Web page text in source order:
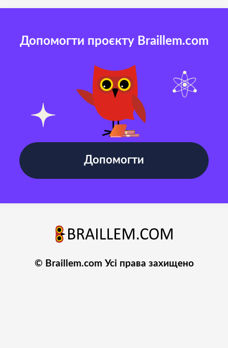
Допомогти проєкту Braillem.com
Допомогти
© Braillem.com Усі права захищено